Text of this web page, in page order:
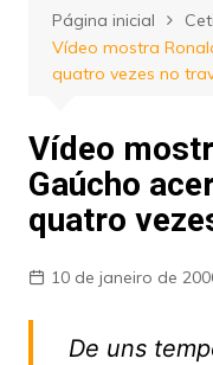
Página inicial
Vídeo mostra
quatro vezes no
Vídeo
Gaúcho
quatro
10 de janeiro de
De uns